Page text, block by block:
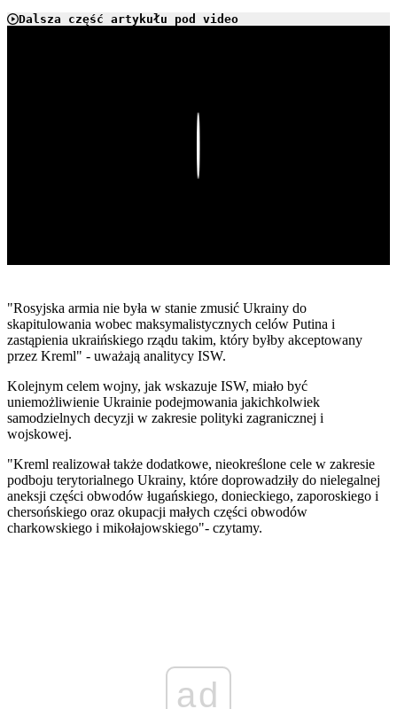
Dalsza część artykułu pod video
"Rosyjska armia nie była w stanie zmusić Ukrainy do
skapitulowania wobec maksymalistycznych celów Putina i
zastąpienia ukraińskiego rządu takim, który byłby akceptowany
przez Kreml" - uważają analitycy ISW.
Kolejnym celem wojny, jak wskazuje ISW, miało być
uniemożliwienie Ukrainie podejmowania jakichkolwiek
samodzielnych decyzji w zakresie polityki zagranicznej i
wojskowej.
"Kreml realizował także dodatkowe, nieokreślone cele w zakresie
podboju terytorialnego Ukrainy, które doprowadziły do ​​nielegalnej
aneksji części obwodów ługańskiego, donieckiego, zaporoskiego i
chersońskiego oraz okupacji małych części obwodów
charkowskiego i mikołajowskiego"- czytamy.
ad